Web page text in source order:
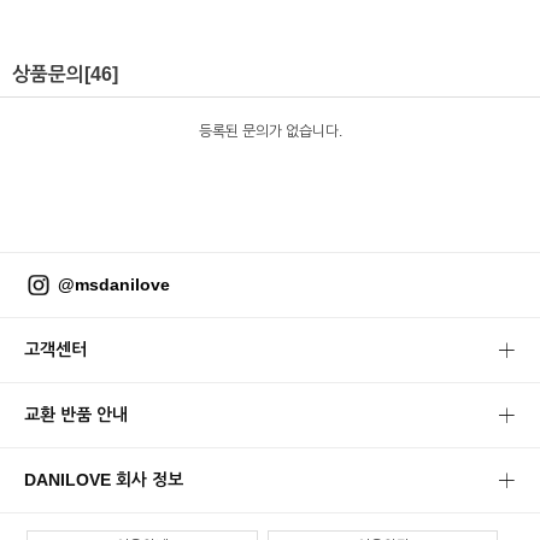
상품문의 [46]
등록된 문의가 없습니다.
@msdanilove
고객센터
교환 반품 안내
DANILOVE 회사 정보